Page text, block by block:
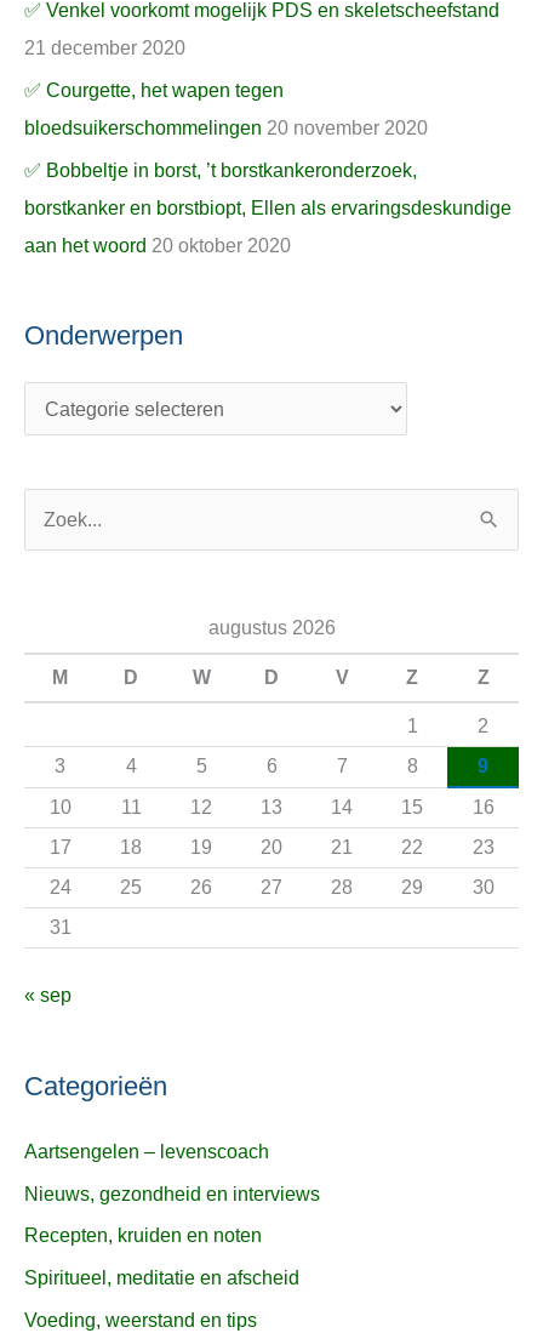
✅ Venkel voorkomt mogelijk PDS en skeletscheefstand
21 december 2020
✅ Courgette, het wapen tegen
bloedsuikerschommelingen 20 november 2020
✅ Bobbeltje in borst, ’t borstkankeronderzoek,
borstkanker en borstbiopt, Ellen als ervaringsdeskundige
aan het woord 20 oktober 2020
Onderwerpen
a
r
:
augustus 2026
M D W D V Z Z
1
2
3
4 5 6 7 8
9
10
11 12 13 14 15
16
17
18 19 20 21 22
23
24
25 26 27 28 29
30
31
« sep
Categorieën
Aartsengelen – levenscoach
Nieuws, gezondheid en interviews
Recepten, kruiden en noten
Spiritueel, meditatie en afscheid
Voeding, weerstand en tips